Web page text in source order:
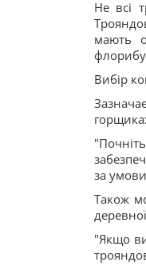
Не всі
мають
Вибір
за
Також
"Якщо